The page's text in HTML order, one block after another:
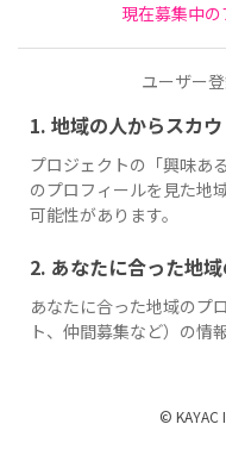
現在募集中の
ユーザー
1. 地域の人からスカ
プロジェクトの「興味あ
のプロフィールを見た地
可能性があります。
2. あなたに合った地
あなたに合った地域のプ
ト、仲間募集など）の情
© KAYAC